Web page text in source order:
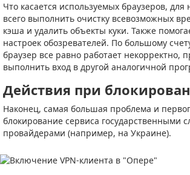
Что касается используемых браузеров,
всего выполнить очистку всевозможных
кэша и удалить объекты куки. Также
настроек обозревателей. По большому
браузер все равно работает некорректно,
выполнить вход в другой аналогичной
Действия при
Наконец, самая большая проблема и
блокирование сервиса государственными
провайдерами (например, на Украине).